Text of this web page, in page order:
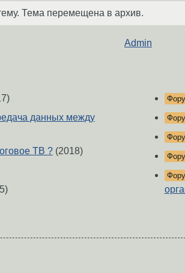
Тема перемещена в архив.
Admin
данных между
ТВ ? (2018)